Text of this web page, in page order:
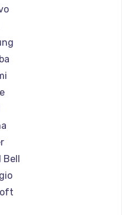
Epson
Philips
LG
Panasonic
Irbis
Thunderobot
Hasee
ZTE
Hiper
Evga
Google
Echips
Bell